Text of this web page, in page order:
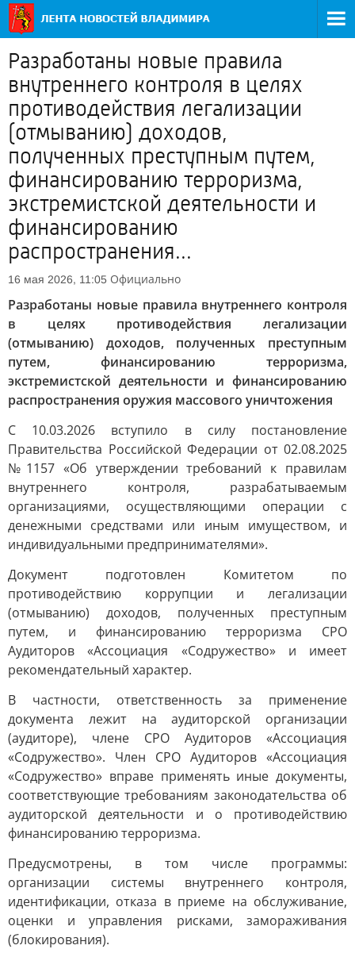
Разработаны новые правила
внутреннего контроля в целях
противодействия легализации
(отмыванию) доходов,
полученных преступным путем,
финансированию терроризма,
экстремистской деятельности и
финансированию
распространения...
16 мая 2026, 11:05 Официально
Разработаны новые правила внутреннего контроля
в целях противодействия легализации
(отмыванию) доходов, полученных преступным
путем, финансированию терроризма,
экстремистской деятельности и финансированию
распространения оружия массового уничтожения
С 10.03.2026 вступило в силу постановление
Правительства Российской Федерации от 02.08.2025
№1157 «Об утверждении требований к правилам
внутреннего контроля, разрабатываемым
организациями, осуществляющими операции с
денежными средствами или иным имуществом, и
индивидуальными предпринимателями».
Документ подготовлен Комитетом по
противодействию коррупции и легализации
(отмыванию) доходов, полученных преступным
путем, и финансированию терроризма СРО
Аудиторов «Ассоциация «Содружество» и имеет
рекомендательный характер.
В частности, ответственность за применение
документа лежит на аудиторской организации
(аудиторе), члене СРО Аудиторов «Ассоциация
«Содружество». Член СРО Аудиторов «Ассоциация
«Содружество» вправе применять иные документы,
соответствующие требованиям законодательства об
аудиторской деятельности и о противодействию
финансированию терроризма.
Предусмотрены, в том числе программы:
организации системы внутреннего контроля,
идентификации, отказа в приеме на обслуживание,
оценки и управления рисками, замораживания
(блокирования).